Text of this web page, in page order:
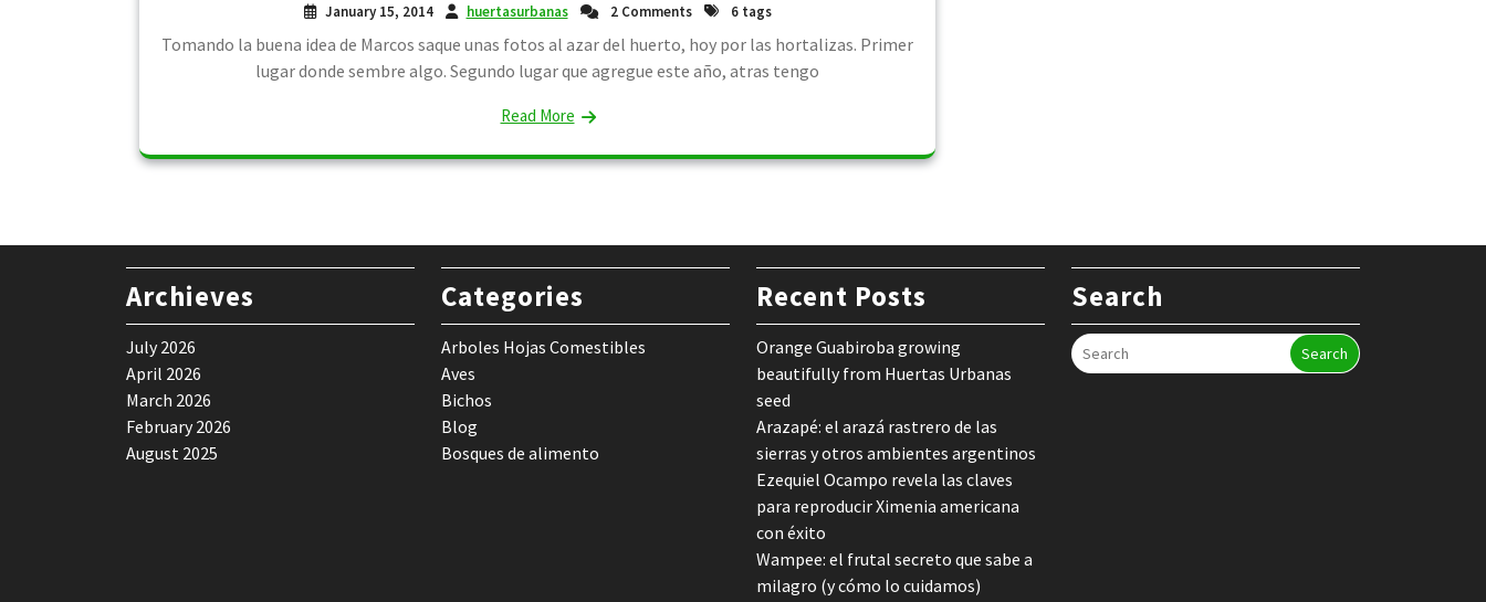
January 15, 2014 huertasurbanas 2 Comments 6 tags
Tomando la buena idea de Marcos saque unas fotos al azar del huerto, hoy por las hortalizas. Primer
lugar donde sembre algo. Segundo lugar que agregue este año, atras tengo
Read More
Archieves
July 2026
April 2026
March 2026
February 2026
August 2025
Categories
Arboles Hojas Comestibles
Aves
Bichos
Blog
Bosques de alimento
Recent Posts
Orange Guabiroba growing
beautifully from Huertas Urbanas
seed
Arazapé: el arazá rastrero de las
sierras y otros ambientes argentinos
Ezequiel Ocampo revela las claves
para reproducir Ximenia americana
con éxito
Wampee: el frutal secreto que sabe a
milagro (y cómo lo cuidamos)
Search
Search